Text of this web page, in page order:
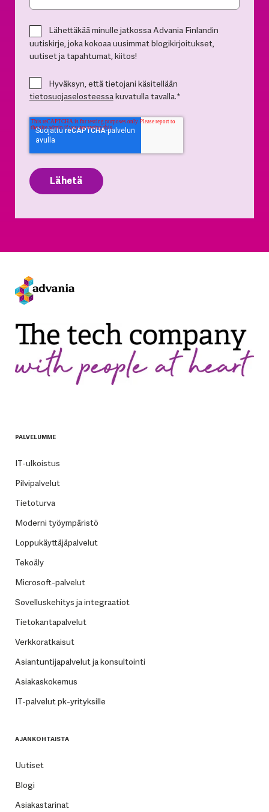
Lähettäkää minulle jatkossa Advania Finlandin
uutiskirje, joka kokoaa uusimmat blogikirjoitukset,
uutiset ja tapahtumat, kiitos!
Hyväksyn, että tietojani käsitellään
tietosuojaselosteessakuvatulla tavalla.*
PALVELUMME
IT-ulkoistus
Pilvipalvelut
Tietoturva
Moderni työympäristö
Loppukäyttäjäpalvelut
Tekoäly
Microsoft-palvelut
Sovelluskehitys ja integraatiot
Tietokantapalvelut
Verkkoratkaisut
Asiantuntijapalvelut ja konsultointi
Asiakaskokemus
IT-palvelut pk-yrityksille
AJANKOHTAISTA
Uutiset
Blogi
Asiakastarinat